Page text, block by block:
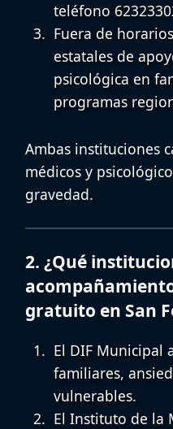
teléfono
Fuera de
estatales de
psicológica en
programas
Ambas instituciones
médicos y
gravedad.
2. ¿Qué
gratuito en San
El DIF Municipal
familiares,
vulnerables.
El Instituto de la